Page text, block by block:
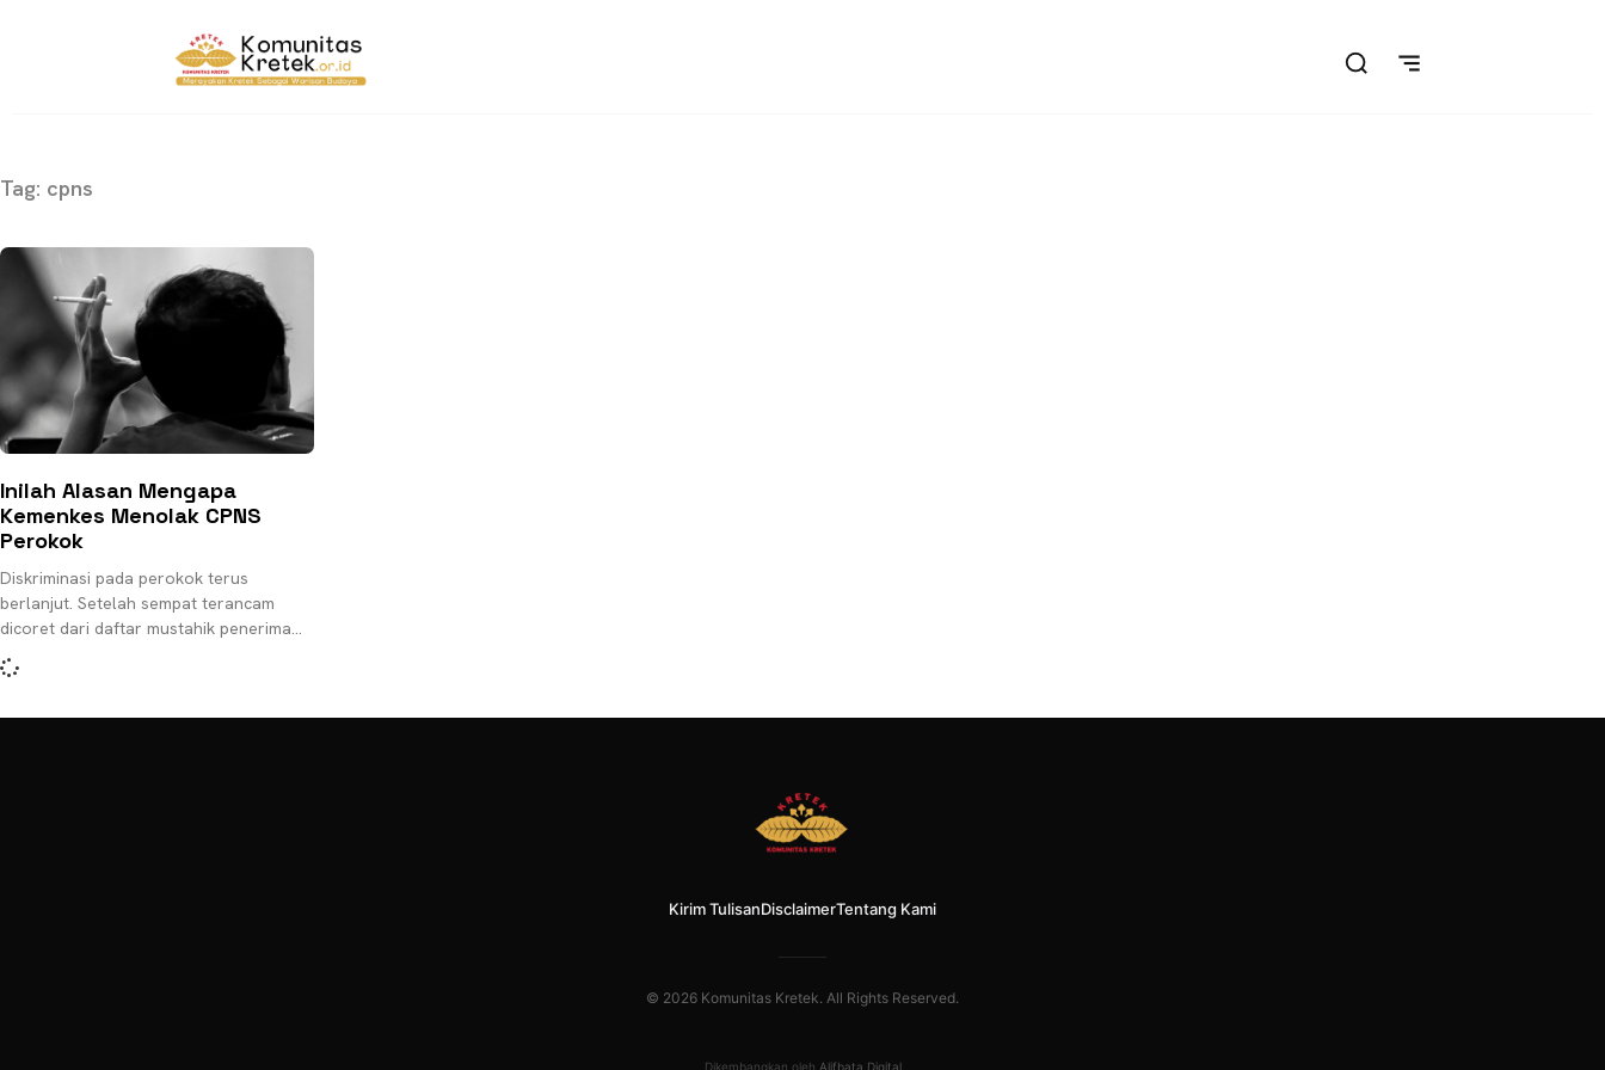
Tag: cpns
Inilah Alasan Mengapa
Kemenkes Menolak CPNS
Perokok
Diskriminasi pada perokok terus
berlanjut. Setelah sempat terancam
dicoret dari daftar mustahik penerima
zakat, kini perokok dilarang melayani
negara. Melayani negara yang saya
Kirim TulisanDisclaimerTentang Kami
© 2026 Komunitas Kretek. All Rights Reserved.
Dikembangkan oleh Alifbata Digital